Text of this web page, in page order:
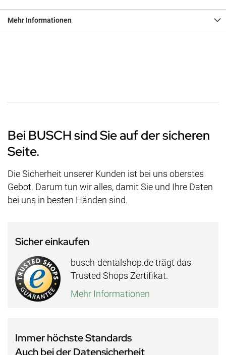
Mehr Informationen
Bei BUSCH sind Sie auf der sicheren
Seite.
Die Sicherheit unserer Kunden ist bei uns oberstes
Gebot. Darum tun wir alles, damit Sie und Ihre Daten
bei uns in besten Händen sind.
Sicher einkaufen
busch-dentalshop.de trägt das
Trusted Shops Zertifikat.
Mehr Informationen
Immer höchste Standards
Auch bei der Datensicherheit